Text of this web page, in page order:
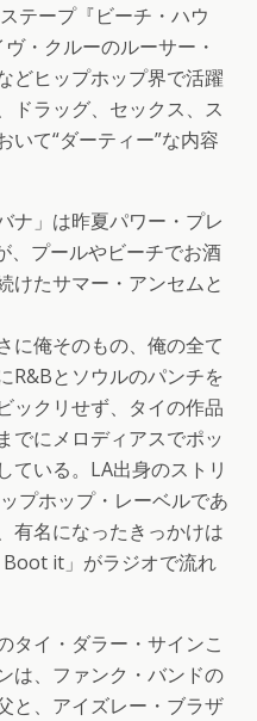
テープ『ビーチ・ハウ
・クルーのルーサー・
どヒップホップ界で活躍
ドラッグ、セックス、ス
いて“ダーティー”な内容
ナ」は昨夏パワー・プレ
、プールやビーチでお酒
けたサマー・アンセムと
に俺そのもの、俺の全て
R&Bとソウルのパンチを
ックリせず、タイの作品
でにメロディアスでポッ
ている。LA出身のストリ
プホップ・レーベルであ
有名になったきっかけは
it」がラジオで流れ
タイ・ダラー・サインこ
は、ファンク・バンドの
と、アイズレー・ブラザ